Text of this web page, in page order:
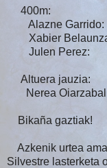
400m:
Alazne
Xabier
Julen
Altuera jauzia:
Nerea
Bikaña gaztiak!
Azkenik urtea
Silvestre lasterketa